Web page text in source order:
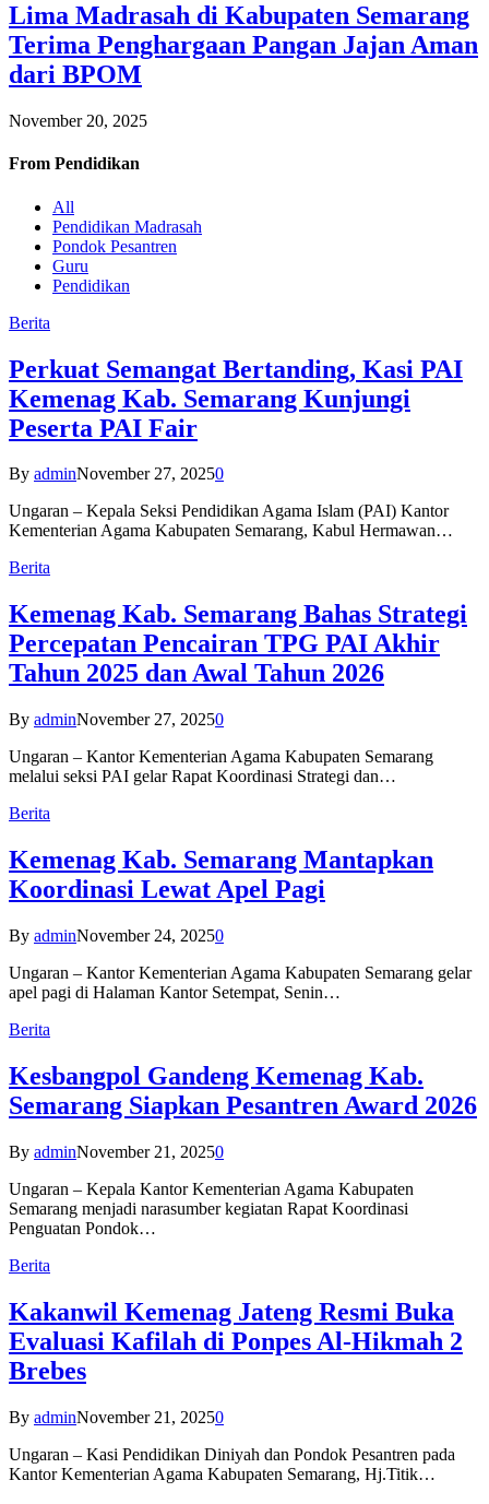
Lima Madrasah di Kabupaten Semarang
Terima Penghargaan Pangan Jajan Aman
dari BPOM
November 20, 2025
From Pendidikan
All
Pendidikan Madrasah
Pondok Pesantren
Guru
Pendidikan
Berita
Perkuat Semangat Bertanding, Kasi PAI
Kemenag Kab. Semarang Kunjungi
Peserta PAI Fair
By adminNovember 27, 20250
Ungaran – Kepala Seksi Pendidikan Agama Islam (PAI) Kantor
Kementerian Agama Kabupaten Semarang, Kabul Hermawan…
Berita
Kemenag Kab. Semarang Bahas Strategi
Percepatan Pencairan TPG PAI Akhir
Tahun 2025 dan Awal Tahun 2026
By adminNovember 27, 20250
Ungaran – Kantor Kementerian Agama Kabupaten Semarang
melalui seksi PAI gelar Rapat Koordinasi Strategi dan…
Berita
Kemenag Kab. Semarang Mantapkan
Koordinasi Lewat Apel Pagi
By adminNovember 24, 20250
Ungaran – Kantor Kementerian Agama Kabupaten Semarang gelar
apel pagi di Halaman Kantor Setempat, Senin…
Berita
Kesbangpol Gandeng Kemenag Kab.
Semarang Siapkan Pesantren Award 2026
By adminNovember 21, 20250
Ungaran – Kepala Kantor Kementerian Agama Kabupaten
Semarang menjadi narasumber kegiatan Rapat Koordinasi
Penguatan Pondok…
Berita
Kakanwil Kemenag Jateng Resmi Buka
Evaluasi Kafilah di Ponpes Al-Hikmah 2
Brebes
By adminNovember 21, 20250
Ungaran – Kasi Pendidikan Diniyah dan Pondok Pesantren pada
Kantor Kementerian Agama Kabupaten Semarang, Hj.Titik…